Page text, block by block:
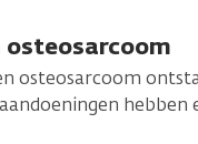
osteosarcoom
osteosarcoom
hebben